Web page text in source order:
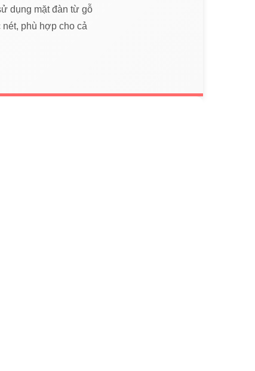
dụng mặt đàn từ gỗ
nét, phù hợp cho cả